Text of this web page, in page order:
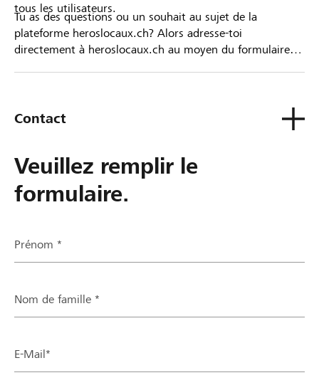
tous les utilisateurs.
Tu as des questions ou un souhait au sujet de la
plateforme heroslocaux.ch? Alors adresse-toi
directement à heroslocaux.ch au moyen du formulaire
Contact
Veuillez remplir le
formulaire.
Prénom *
Nom de famille *
E-Mail*